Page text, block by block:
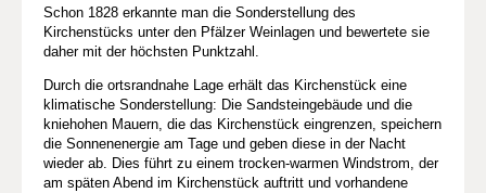
Schon 1828 erkannte man die Sonderstellung des
Kirchenstücks unter den Pfälzer Weinlagen und bewertete sie
daher mit der höchsten Punktzahl.
Durch die ortsrandnahe Lage erhält das Kirchenstück eine
klimatische Sonderstellung: Die Sandsteingebäude und die
kniehohen Mauern, die das Kirchenstück eingrenzen, speichern
die Sonnenenergie am Tage und geben diese in der Nacht
wieder ab. Dies führt zu einem trocken-warmen Windstrom, der
am späten Abend im Kirchenstück auftritt und vorhandene